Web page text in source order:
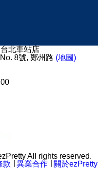
北車站店
8號, 鄭州路 (地圖)
All rights reserved.
款 異業合作
關於ezPretty